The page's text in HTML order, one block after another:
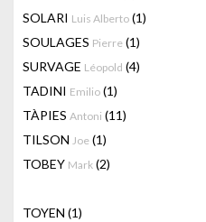
SOLARI Luis Alberto (1)
SOULAGES Pierre (1)
SURVAGE Léopold (4)
TADINI Emilio (1)
TÀPIES Antoni (11)
TILSON Joe (1)
TOBEY Mark (2)
TOYEN (1)